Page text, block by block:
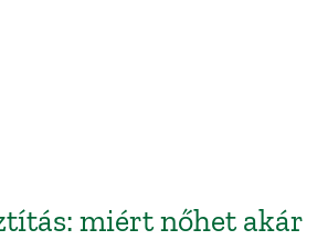
miért nőhet akár